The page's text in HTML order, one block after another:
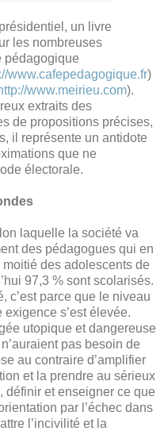
un livre
les nombreuses
pédagogique
www.cafepedagogique.fr)
www.meirieu.com).
extraits des
de propositions précises,
il représente un antidote
que ne
électorale.
laquelle la société va
des pédagogues qui en
des adolescents de
97,3 % sont scolarisés.
c’est parce que le niveau
s’est élevée.
utopique et dangereuse
pas besoin de
au contraire d’amplifier
et la prendre au sérieux
définir et enseigner ce que
par l’échec dans
l’incivilité et la